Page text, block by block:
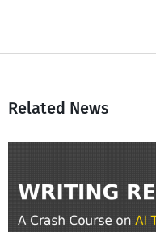
Related News